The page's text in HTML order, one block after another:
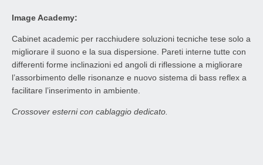
Image Academy:
Cabinet academic per racchiudere soluzioni tecniche tese solo a
migliorare il suono e la sua dispersione. Pareti interne tutte con
differenti forme inclinazioni ed angoli di riflessione a migliorare
l’assorbimento delle risonanze e nuovo sistema di bass reflex a
facilitare l’inserimento in ambiente.
Crossover esterni con cablaggio dedicato.